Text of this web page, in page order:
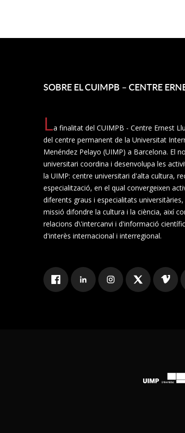
SOBRE EL CUIMPB – CENTRE
La finalitat del CUIMPB - Centre Ernest
del centre permanent de la Universitat
Menéndez Pelayo (UIMP) a Barcelona. El
universitari coordina i desenvolupa les
la UIMP: centre universitari d'alta cultura,
especialització, en el qual convergeixen
diferents graus i especialitats
missió difondre la cultura i la ciència, així
relacions d\'intercanvi i d'informació
d'interès internacional i interregional.